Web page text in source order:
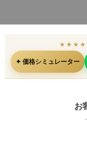
✦ 価格シミュレーター
お